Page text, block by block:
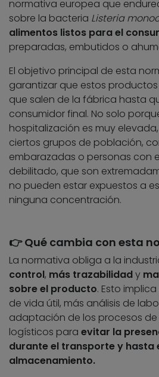
normativa europea que
sobre la bacteria Listeria
alimentos listos para el
preparadas, embutidos o
El objetivo principal de esta
garantizar que estos
que salen de la fábrica hasta
consumidor final. No solo
hospitalización es muy
ciertos grupos de población,
embarazadas o personas con
debilitado, que son
no pueden estar expuestos a
ninguna concentración.
👉 Qué cambia con esta
La normativa obliga a la
control, más trazabilidady
sobre el producto. Esto
de vida útil, más análisis de
adaptación de los procesos
logísticos para evitar la
durante el transporte y hasta
almacenamiento.